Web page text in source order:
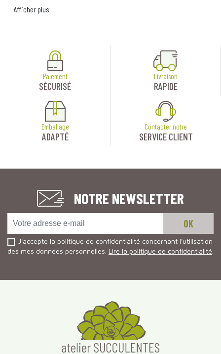
Afficher plus
Paiement
SÉCURISÉ
Livraison
RAPIDE
Emballage
ADAPTÉ
Contacter notre
SERVICE CLIENT
NOTRE NEWSLETTER
J'accepte la politique de confidentialité concernant l'utilisation
des mes données personnelles. Lire la politique de confidentialité